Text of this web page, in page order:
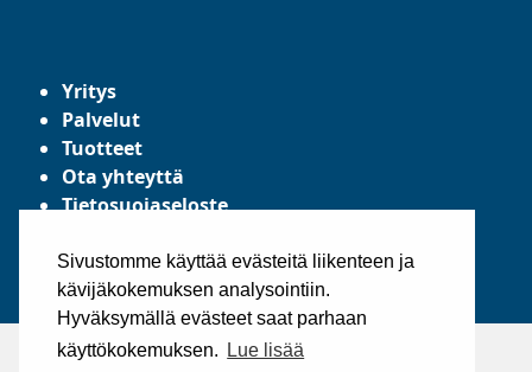
Sivustomme käyttää evästeitä liikenteen ja
kävijäkokemuksen analysointiin.
Hyväksymällä evästeet saat parhaan
käyttökokemuksen.
Lue lisää
Yritys
Palvelut
Tuotteet
Ota yhteyttä
Tietosuojaseloste